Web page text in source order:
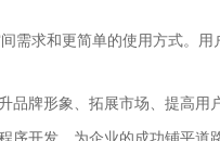
需求和更简单的使用方式。
牌形象、拓展市场、提高